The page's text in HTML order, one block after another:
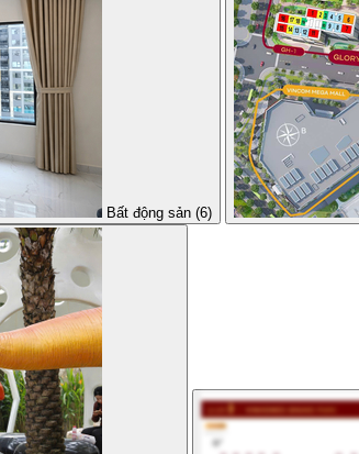
Bất động sản (6)